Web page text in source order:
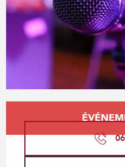
Ouverture et